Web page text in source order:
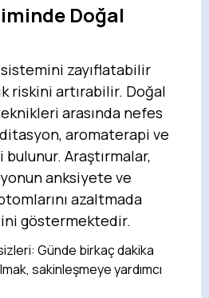
Doğal
sistemini zayıflatabilir
riskini artırabilir. Doğal
arasında nefes
aromaterapi ve
Araştırmalar,
anksiyete ve
azaltmada
göstermektedir.
Günde birkaç dakika
sakinleşmeye yardımcı